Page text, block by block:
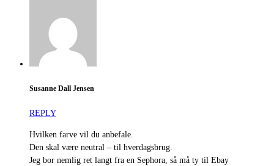
Susanne Dall Jensen
REPLY
Hvilken farve vil du anbefale.
Den skal være neutral – til hverdagsbrug.
Jeg bor nemlig ret langt fra en Sephora, så må ty til Ebay